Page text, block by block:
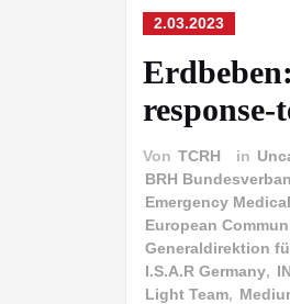
2.03.2023
response-
Von TCRH in
BRH
Emergency
European
Generaldirektion
I.S.A.R Germany,
Light Team,